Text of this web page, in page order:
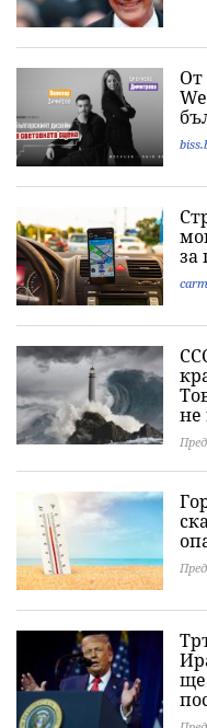
От
за
не
ще